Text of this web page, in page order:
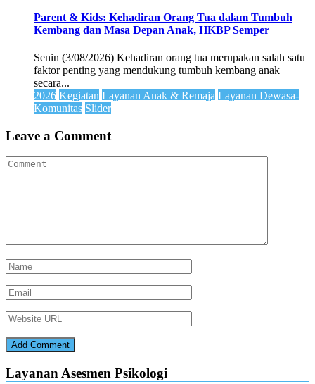
Parent & Kids: Kehadiran Orang Tua dalam Tumbuh
Kembang dan Masa Depan Anak, HKBP Semper
Senin (3/08/2026) Kehadiran orang tua merupakan salah satu
faktor penting yang mendukung tumbuh kembang anak
secara...
2026 Kegiatan Layanan Anak & Remaja Layanan Dewasa-
Komunitas Slider
Leave a Comment
Layanan Asesmen Psikologi